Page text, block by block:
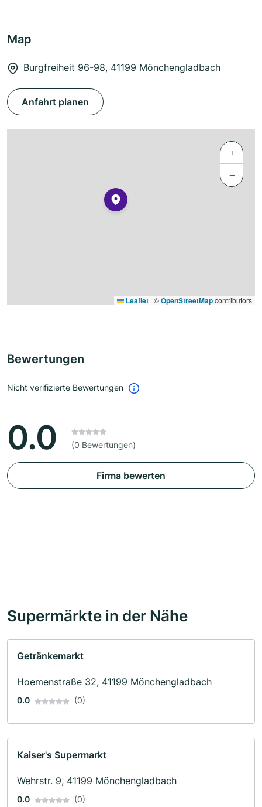
Map
Burgfreiheit 96-98, 41199 Mönchengladbach
Anfahrt planen
+
−
Leaflet | ©OpenStreetMapcontributors
Bewertungen
Nicht verifizierte Bewertungen
0.0 (0 Bewertungen)
Firma bewerten
Supermärkte in der Nähe
Getränkemarkt
Hoemenstraße 32, 41199 Mönchengladbach
0.0 (0)
Kaiser's Supermarkt
Wehrstr. 9, 41199 Mönchengladbach
0.0 (0)